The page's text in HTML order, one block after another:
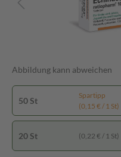
Abbildung kann abweichen
50 St
Spartipp
(0,15 € / 1 St)
20 St (0,22 € / 1 St)